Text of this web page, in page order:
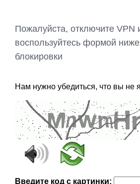
Пожалуйста, отключите VPN
воспользуйтесь формой
блокировки
Нам нужно убедиться, что вы не
Введите код с картинки: